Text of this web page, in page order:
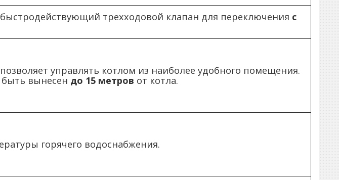
трехходовой клапан для переключения с
позволяет управлять котлом из наиболее удобного помещения.
вынесен до 15 метров от котла.
горячего водоснабжения.